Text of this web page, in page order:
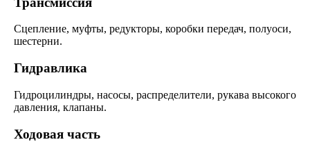
Сцепление, муфты, редукторы, коробки передач, полуоси,
шестерни.
Гидравлика
Гидроцилиндры, насосы, распределители, рукава высокого
давления, клапаны.
Ходовая часть